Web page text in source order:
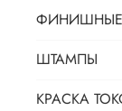
ФИНИШНЫЕ
ШТАМПЫ
КРАСКА